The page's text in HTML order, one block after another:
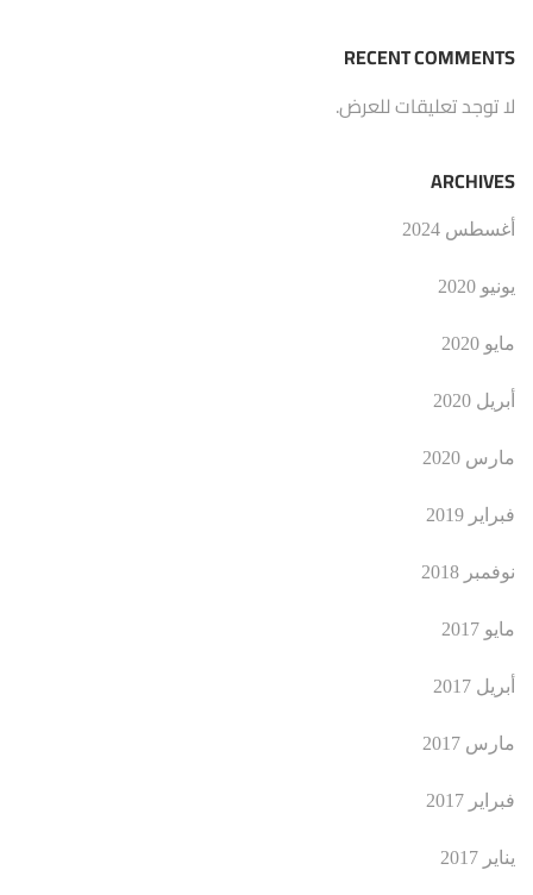
RECENT COMMENTS
لا توجد تعليقات للعرض.
ARCHIVES
أغسطس 2024
يونيو 2020
مايو 2020
أبريل 2020
مارس 2020
فبراير 2019
نوفمبر 2018
مايو 2017
أبريل 2017
مارس 2017
فبراير 2017
يناير 2017